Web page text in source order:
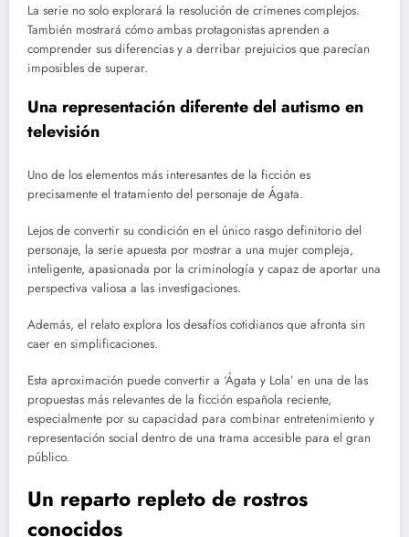
La serie no solo explorará la resolución de crímenes complejos.
También mostrará cómo ambas protagonistas aprenden a
comprender sus diferencias y a derribar prejuicios que parecían
imposibles de superar.
Una representación diferente del autismo en
televisión
Uno de los elementos más interesantes de la ficción es
precisamente el tratamiento del personaje de Ágata.
Lejos de convertir su condición en el único rasgo definitorio del
personaje, la serie apuesta por mostrar a una mujer compleja,
inteligente, apasionada por la criminología y capaz de aportar una
perspectiva valiosa a las investigaciones.
Además, el relato explora los desafíos cotidianos que afronta sin
caer en simplificaciones.
Esta aproximación puede convertir a ‘Ágata y Lola’ en una de las
propuestas más relevantes de la ficción española reciente,
especialmente por su capacidad para combinar entretenimiento y
representación social dentro de una trama accesible para el gran
público.
Un reparto repleto de rostros
conocidos